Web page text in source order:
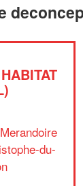
du-